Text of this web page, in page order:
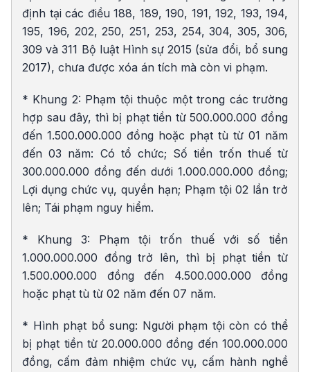
định tại các điều 188, 189, 190, 191, 192, 193, 194,
195, 196, 202, 250, 251, 253, 254, 304, 305, 306,
309 và 311 Bộ luật Hình sự 2015 (sửa đổi, bổ sung
2017), chưa được xóa án tích mà còn vi phạm.
* Khung 2: Phạm tội thuộc một trong các trường
hợp sau đây, thì bị phạt tiền từ 500.000.000 đồng
đến 1.500.000.000 đồng hoặc phạt tù từ 01 năm
đến 03 năm: Có tổ chức; Số tiền trốn thuế từ
300.000.000 đồng đến dưới 1.000.000.000 đồng;
Lợi dụng chức vụ, quyền hạn; Phạm tội 02 lần trở
lên; Tái phạm nguy hiểm.
* Khung 3: Phạm tội trốn thuế với số tiền
1.000.000.000 đồng trở lên, thì bị phạt tiền từ
1.500.000.000 đồng đến 4.500.000.000 đồng
hoặc phạt tù từ 02 năm đến 07 năm.
* Hình phạt bổ sung: Người phạm tội còn có thể
bị phạt tiền từ 20.000.000 đồng đến 100.000.000
đồng, cấm đảm nhiệm chức vụ, cấm hành nghề